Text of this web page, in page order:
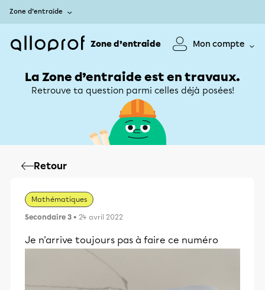
Zone d’entraide
Zone d’entraide Mon compte
La Zone d’entraide est en travaux.
Retrouve ta question parmi celles déjà posées!
Retour
Mathématiques
Secondaire 3 • 24 avril 2022
Je n'arrive toujours pas à faire ce numéro